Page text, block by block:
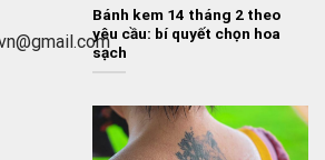
Bánh kem 14 tháng 2 theo
yêu cầu: bí quyết chọn hoa
sạch